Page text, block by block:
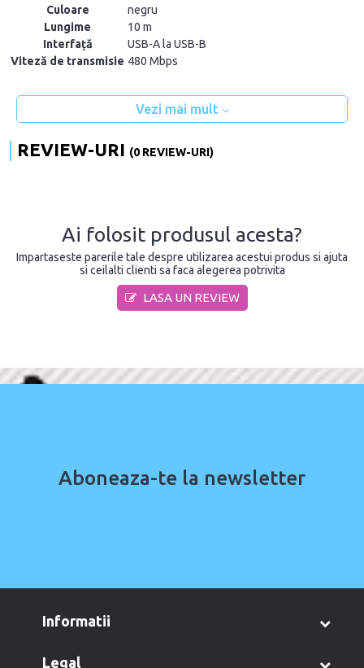
Culoare
negru
Lungime
10 m
Interfață
USB-A la USB-B
Viteză de transmisie 480 Mbps
Vezi mai mult
REVIEW-URI (0 REVIEW-URI)
Ai folosit produsul acesta?
Impartaseste parerile tale despre utilizarea acestui produs si ajuta
si ceilalti clienti sa faca alegerea potrivita
LASA UN REVIEW
Aboneaza-te la newsletter
informatii
legal